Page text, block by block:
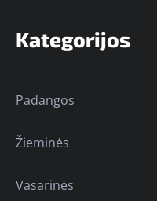
Kategorijos
Padangos
Žieminės
Vasarinės